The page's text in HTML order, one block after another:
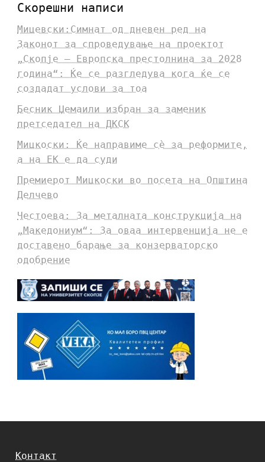
Скорешни написи
Мицевски:Симнат од дневен ред на
Законот за спроведување на проектот
„Скопје – Европска престолнина за 2028
година“: Ќе се разгледува кога ќе се
создадат услови за тоа
Бесник Џемаили избран за заменик
претседател на ДКСК
Мицкоски: Ќе направиме сè за реформите,
а на ЕК е да суди
Премиерот Мицкоски во посета на Општина
Делчево
Честоева: За металната конструкција на
„Македониум“: За оваа интервенција не е
доставено барање за конзерваторско
одобрение
Контакт